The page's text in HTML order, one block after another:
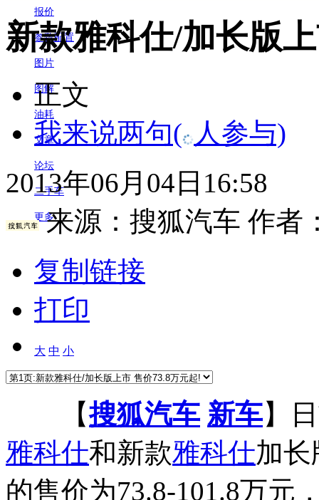
报价
参数配置
图片
图解
油耗
文章
论坛
二手车
更多
新款雅科仕/加长版
正文
我来说两句( 人参与)
2013年06月04日16:58
来源： 搜狐汽车 作者
复制链接
打印
大 中 小
【搜狐汽车 新车】
雅科仕和新款雅科仕加
的售价为73.8-101.8万元